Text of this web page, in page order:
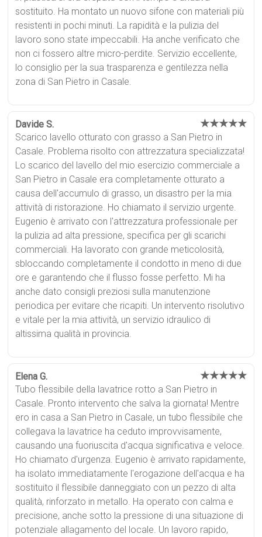
sostituito. Ha montato un nuovo sifone con materiali più
resistenti in pochi minuti. La rapidità e la pulizia del
lavoro sono state impeccabili. Ha anche verificato che
non ci fossero altre micro-perdite. Servizio eccellente,
lo consiglio per la sua trasparenza e gentilezza nella
zona di San Pietro in Casale.
Davide S. ★★★★★
Scarico lavello otturato con grasso a San Pietro in
Casale. Problema risolto con attrezzatura specializzata!
Lo scarico del lavello del mio esercizio commerciale a
San Pietro in Casale era completamente otturato a
causa dell'accumulo di grasso, un disastro per la mia
attività di ristorazione. Ho chiamato il servizio urgente.
Eugenio è arrivato con l'attrezzatura professionale per
la pulizia ad alta pressione, specifica per gli scarichi
commerciali. Ha lavorato con grande meticolosità,
sbloccando completamente il condotto in meno di due
ore e garantendo che il flusso fosse perfetto. Mi ha
anche dato consigli preziosi sulla manutenzione
periodica per evitare che ricapiti. Un intervento risolutivo
e vitale per la mia attività, un servizio idraulico di
altissima qualità in provincia.
Elena G. ★★★★★
Tubo flessibile della lavatrice rotto a San Pietro in
Casale. Pronto intervento che salva la giornata! Mentre
ero in casa a San Pietro in Casale, un tubo flessibile che
collegava la lavatrice ha ceduto improvvisamente,
causando una fuoriuscita d'acqua significativa e veloce.
Ho chiamato d'urgenza. Eugenio è arrivato rapidamente,
ha isolato immediatamente l'erogazione dell'acqua e ha
sostituito il flessibile danneggiato con un pezzo di alta
qualità, rinforzato in metallo. Ha operato con calma e
precisione, anche sotto la pressione di una situazione di
potenziale allagamento del locale. Un lavoro rapido,